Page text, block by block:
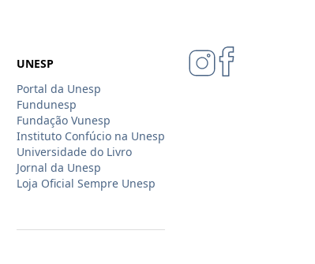
UNESP
Portal da Unesp
Fundunesp
Fundação Vunesp
Instituto Confúcio na Unesp
Universidade do Livro
Jornal da Unesp
Loja Oficial Sempre Unesp